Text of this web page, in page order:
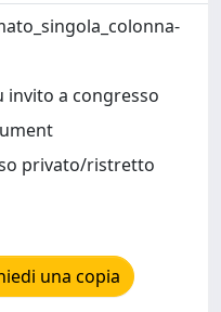
invito a congresso
privato/ristretto
una copia